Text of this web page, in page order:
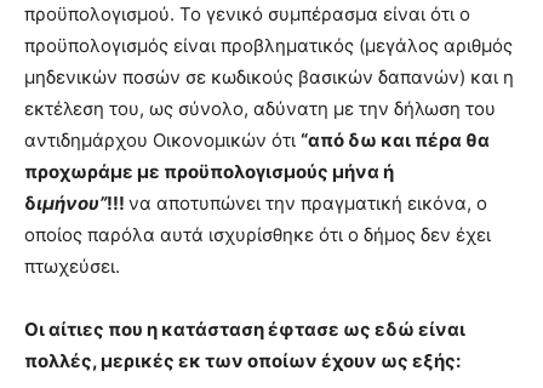
προϋπολογισμού. Το γενικό συμπέρασμα είναι ότι ο
προϋπολογισμός είναι προβληματικός (μεγάλος αριθμός
μηδενικών ποσών σε κωδικούς βασικών δαπανών) και η
εκτέλεση του, ως σύνολο, αδύνατη με την δήλωση του
αντιδημάρχου Οικονομικών ότι “από δω και πέρα θα
προχωράμε με προϋπολογισμούς μήνα ή
διμήνου”!!! να αποτυπώνει την πραγματική εικόνα, ο
οποίος παρόλα αυτά ισχυρίσθηκε ότι ο δήμος δεν έχει
πτωχεύσει.
Οι αίτιες που η κατάσταση έφτασε ως εδώ είναι
πολλές, μερικές εκ των οποίων έχουν ως εξής: